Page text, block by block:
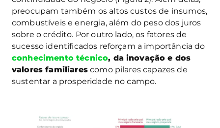
preocupam também os altos custos de insumos,
combustíveis e energia, além do peso dos juros
sobre o crédito. Por outro lado, os fatores de
sucesso identificados reforçam a importância do
conhecimento técnico, da inovação e dos
valores familiarescomo pilares capazes de
sustentar a prosperidade no campo.